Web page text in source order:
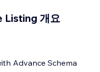
Listing 개요
Advance Schema